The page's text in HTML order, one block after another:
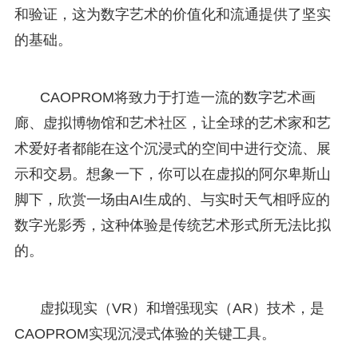
和验证，这为数字艺术的价值化和流通提供了坚实
的基础。
CAOPROM将致力于打造一流的数字艺术画
廊、虚拟博物馆和艺术社区，让全球的艺术家和艺
术爱好者都能在这个沉浸式的空间中进行交流、展
示和交易。想象一下，你可以在虚拟的阿尔卑斯山
脚下，欣赏一场由AI生成的、与实时天气相呼应的
数字光影秀，这种体验是传统艺术形式所无法比拟
的。
虚拟现实（VR）和增强现实（AR）技术，是
CAOPROM实现沉浸式体验的关键工具。